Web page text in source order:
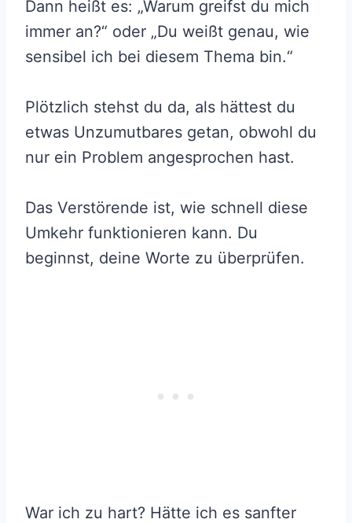
Dann heißt es: „Warum greifst du mich
immer an?“ oder „Du weißt genau, wie
sensibel ich bei diesem Thema bin.“
Plötzlich stehst du da, als hättest du
etwas Unzumutbares getan, obwohl du
nur ein Problem angesprochen hast.
Das Verstörende ist, wie schnell diese
Umkehr funktionieren kann. Du
beginnst, deine Worte zu überprüfen.
War ich zu hart? Hätte ich es sanfter